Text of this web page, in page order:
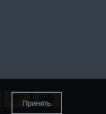
Принять